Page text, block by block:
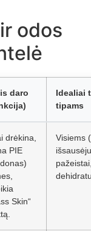
odos
daro
Idealiai
tipams
drėkina,
PIE
Skin“
Visiems